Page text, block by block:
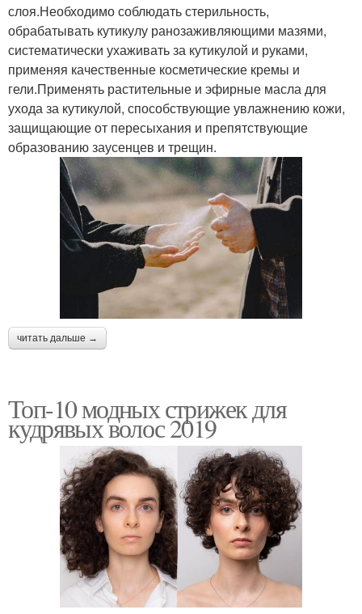
слоя.Необходимо соблюдать стерильность,
обрабатывать кутикулу ранозаживляющими мазями,
систематически ухаживать за кутикулой и руками,
применяя качественные косметические кремы и
гели.Применять растительные и эфирные масла для
ухода за кутикулой, способствующие увлажнению кожи,
защищающие от пересыхания и препятствующие
образованию заусенцев и трещин.
читать дальше →
Топ-10 модных стрижек для
кудрявых волос 2019